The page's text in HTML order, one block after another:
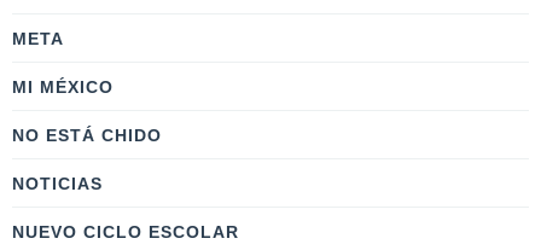
META
MI MÉXICO
NO ESTÁ CHIDO
NOTICIAS
NUEVO CICLO ESCOLAR